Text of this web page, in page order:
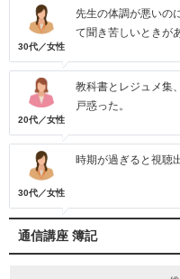
30代／女性
先生の体調が悪いの
て聞き苦しいときが
20代／女性
教科書とレジュメ集
戸惑った。
30代／女性
時期が過ぎると視聴
通信講座 簿記